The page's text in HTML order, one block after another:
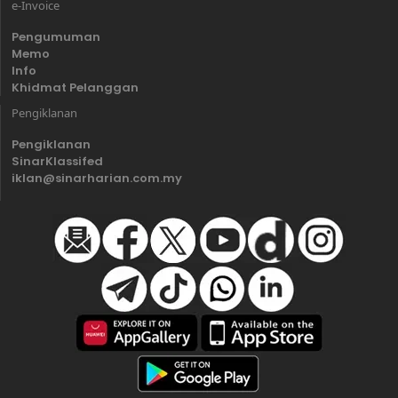
e-Invoice
Pengumuman
Memo
Info
Khidmat Pelanggan
Pengiklanan
Pengiklanan
SinarKlassifed
iklan@sinarharian.com.my